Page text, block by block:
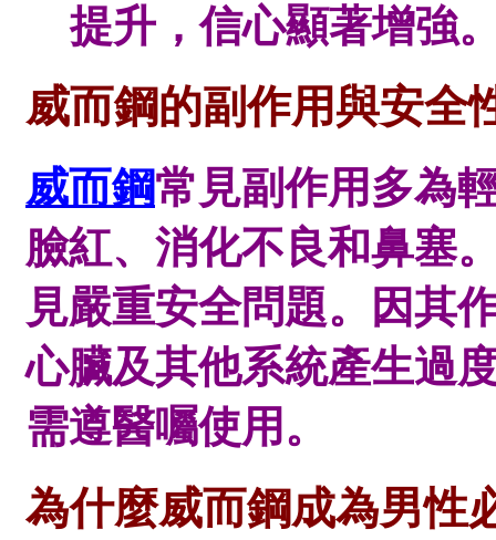
提升，信心顯著增強
威而鋼的副作用與安全
威而鋼常見副作用多為
臉紅、消化不良和鼻塞
見嚴重安全問題。因其
心臟及其他系統產生過
需遵醫囑使用。
為什麼威而鋼成為男性